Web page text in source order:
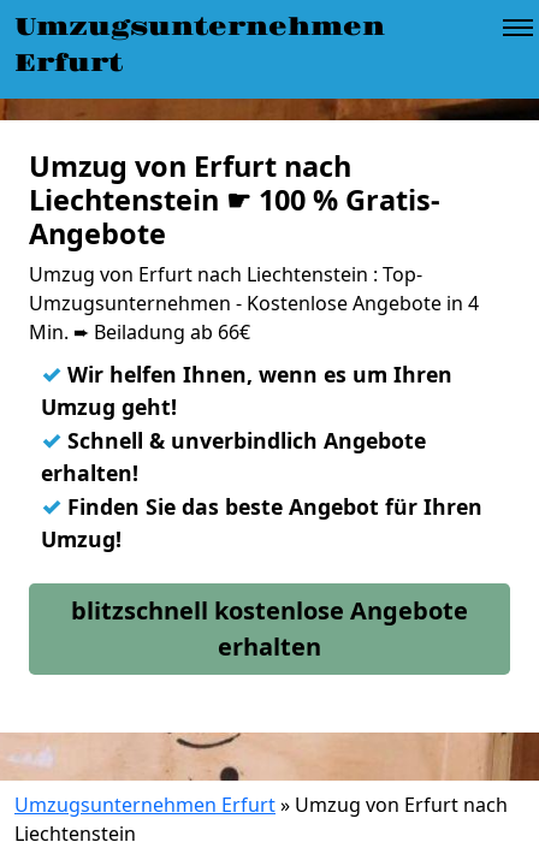
Umzugsunternehmen
Erfurt
Umzug von Erfurt nach
Liechtenstein ☛ 100 % Gratis-
Angebote
Umzug von Erfurt nach Liechtenstein : Top-
Umzugsunternehmen - Kostenlose Angebote in 4
Min. ➨ Beiladung ab 66€
✓ Wir helfen Ihnen, wenn es um Ihren
Umzug geht!
✓ Schnell & unverbindlich Angebote
erhalten!
✓ Finden Sie das beste Angebot für Ihren
Umzug!
blitzschnell kostenlose Angebote
erhalten
Umzugsunternehmen Erfurt» Umzug von Erfurt nach
Liechtenstein